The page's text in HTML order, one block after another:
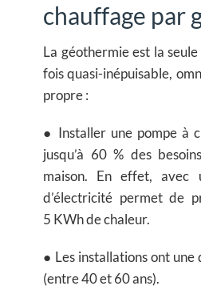
chauffage par
La géothermie est la
fois quasi-inépuisable,
propre :
● Installer une pompe à
jusqu’à 60 % des
maison. En effet, avec
d’électricité permet de
5 KWh de chaleur.
● Les installations ont une
(entre 40 et 60 ans).